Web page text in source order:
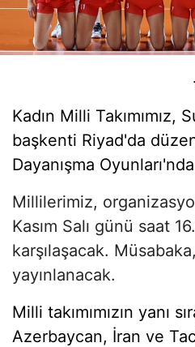
Kadın Milli Takımımız,
başkenti Riyad'da
Dayanışma
Millilerimiz,
Kasım Salı günü saat
karşılaşacak.
yayınlanacak.
Milli takımımızın yanı
Azerbaycan, İran ve